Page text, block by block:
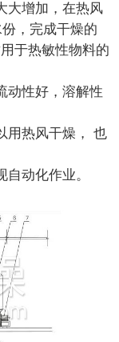
大增加，在热风
，完成干燥的
于热敏性物料的
动性好，溶解性
用热风干燥， 也
动化作业。